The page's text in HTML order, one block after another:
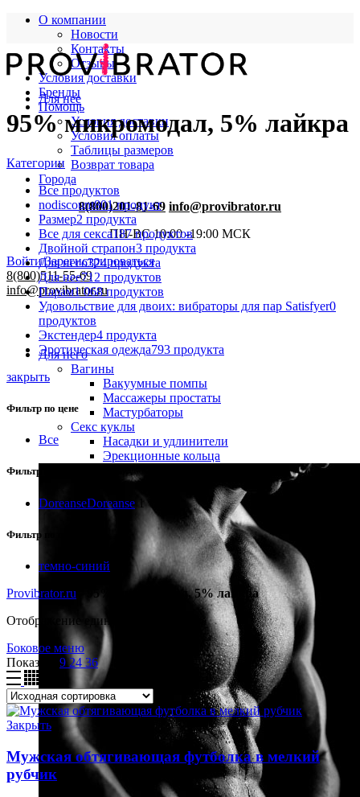
О компании
Новости
Контакты
Отзывы
Условия доставки
Бренды
Помощь
Условия доставки
Условия оплаты
Таблицы размеров
Возврат товара
Города
8(800)201-81-69 info@provibrator.ru
ПН-ВС 10:00 -19:00 МСК
Войти/Зарегистрироваться
8(800)511-55-69
info@provibrator.ru
Для нее
Для него
Вагины
Вакуумные помпы
Массажеры простаты
Мастурбаторы
Секс куклы
Насадки и удлинители
Эрекционные кольца
95% микромодал, 5% лайкра
Категории
Все продуктов
nodiscount801 продукт
Размер2 продукта
Все для секса187 продуктов
Двойной страпон3 продукта
Для него324 продукта
Для нее712 продуктов
Парам1 068 продуктов
Удовольствие для двоих: вибраторы для пар Satisfyer0
продуктов
Экстендер4 продукта
Эротическая одежда793 продукта
закрыть
Фильтр по цене
Все
Фильтр по бренду
DoreanseDoreanse 1
Фильтр по цвету
темно-синий
Provibrator.ru
95% микромодал, 5% лайкра
Отображение единственного товара
Боковое меню
Показать 9 24 36
Закрыть
Мужская обтягивающая футболка в мелкий
рубчик